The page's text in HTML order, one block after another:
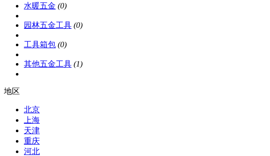
水暖五金 (0)
园林五金工具 (0)
工具箱包 (0)
其他五金工具 (1)
地区
北京
上海
天津
重庆
河北